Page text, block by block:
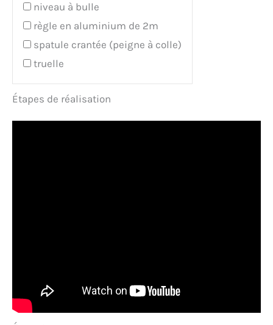
niveau à bulle
règle en aluminium de 2m
spatule crantée (peigne à colle)
truelle
Étapes de réalisation